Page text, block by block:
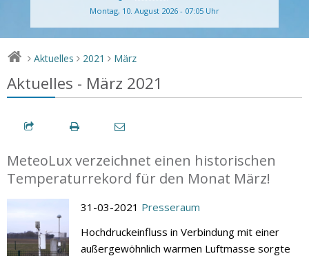
Montag, 10. August 2026 - 07:05 Uhr
> Aktuelles > 2021 > März
Aktuelles - März 2021
MeteoLux verzeichnet einen historischen
Temperaturrekord für den Monat März!
31-03-2021 Presseraum
Hochdruckeinfluss in Verbindung mit einer
außergewöhnlich warmen Luftmasse sorgte